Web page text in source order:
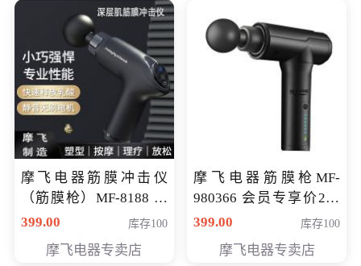
摩飞电器筋膜冲击仪
（筋膜枪）MF-8188 会
员专享价268元
399.00 库存100
摩飞电器专卖店
摩飞电器筋膜枪MF-
980366 会员专享价299
元
399.00 库存100
摩飞电器专卖店